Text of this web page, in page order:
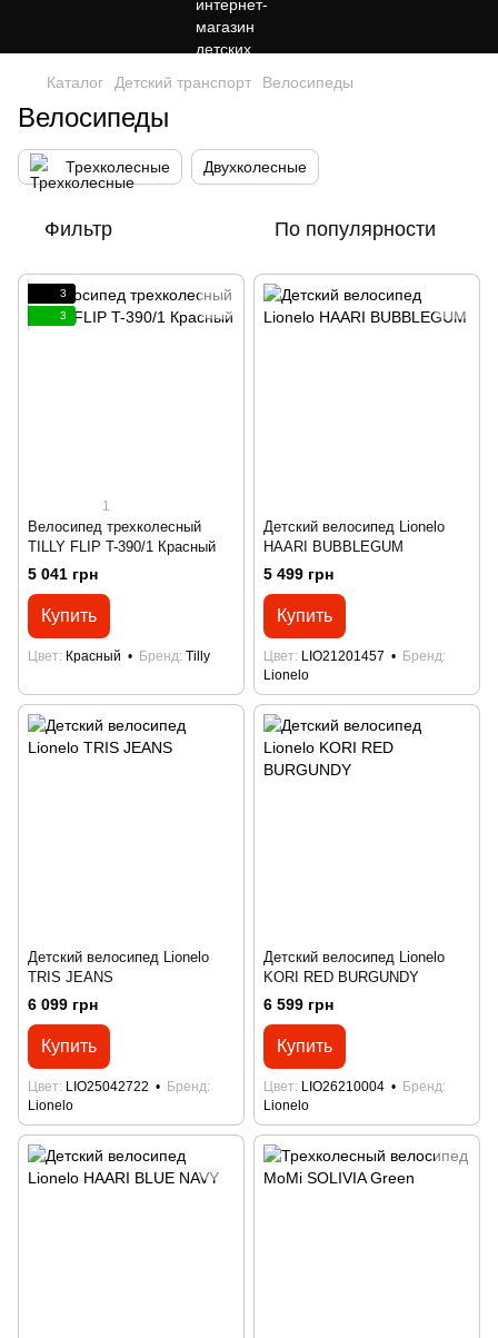
Каталог Детский транспорт Велосипеды
Велосипеды
Трехколесные Двухколесные
Фильтр По популярности
3
3
1
Велосипед трехколесный
TILLY FLIP T-390/1 Красный
5 041 грн
Купить
Цвет Красный Бренд Tilly
Детский велосипед Lionelo
HAARI BUBBLEGUM
5 499 грн
Купить
Цвет LIO21201457
Бренд
Lionelo
Детский велосипед Lionelo
TRIS JEANS
6 099 грн
Купить
Цвет LIO25042722
Бренд
Lionelo
Детский велосипед Lionelo
KORI RED BURGUNDY
6 599 грн
Купить
Цвет LIO26210004
Бренд
Lionelo